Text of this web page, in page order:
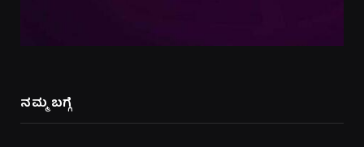
ನಮ್ಮ ಬಗ್ಗೆ